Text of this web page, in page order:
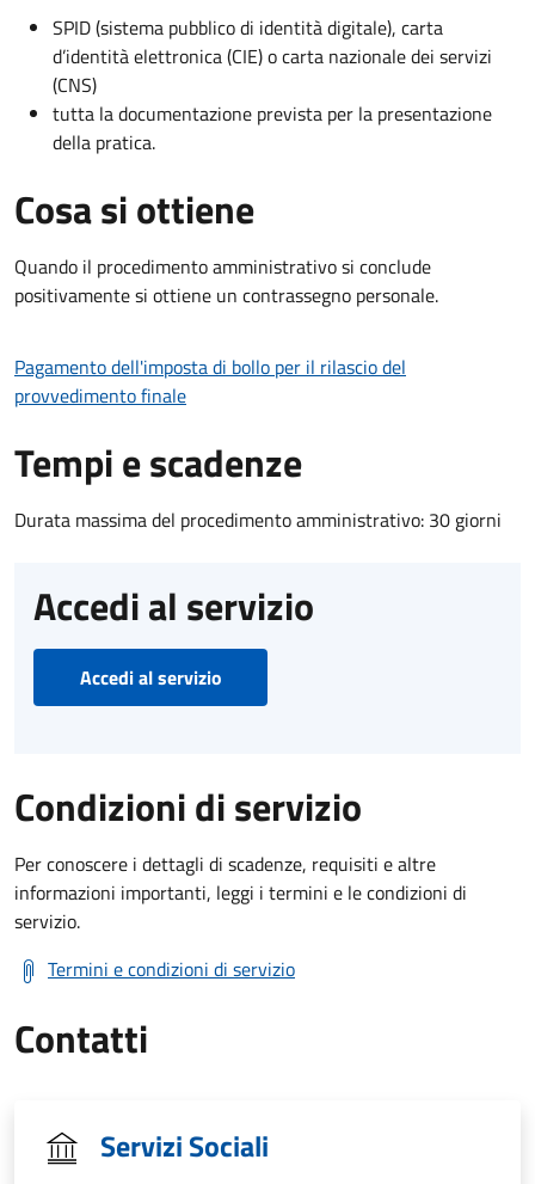
SPID (sistema pubblico di identità digitale), carta
d’identità elettronica (CIE) o carta nazionale dei servizi
(CNS)
tutta la documentazione prevista per la presentazione
della pratica.
Cosa si ottiene
Quando il procedimento amministrativo si conclude
positivamente si ottiene un contrassegno personale.
Pagamento dell'imposta di bollo per il rilascio del
provvedimento finale
Tempi e scadenze
Durata massima del procedimento amministrativo: 30 giorni
Accedi al servizio
Accedi al servizio
Condizioni di servizio
Per conoscere i dettagli di scadenze, requisiti e altre
informazioni importanti, leggi i termini e le condizioni di
servizio.
Termini e condizioni di servizio
Contatti
Servizi Sociali